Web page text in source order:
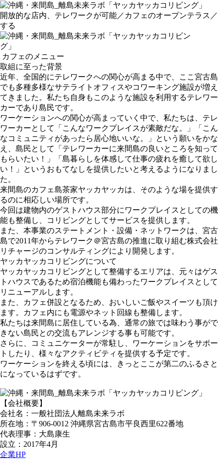
開放的な店内、テレワークが可能／カフェのオープンテラス
する
カフェのメニュー
取組に至った背景
近年、全国的にテレワークへの関心が高まる中で、ここ宮古島
でも多種多様なサテライトオフィスやコワーキング施設が増え
てきました。私たち自身もこのような施設を利用するテレワー
カーであり島民です。
ワーケーションへの関心が高まっていく中で、私たちは、テレ
ワーカーとして「こんなワークプレイスが素敵だな。」「こん
なコミュニティがあったら居心地いいな。」という願いをかな
え、島民として「テレワーカーに来間島の良いところを知って
もらいたい！」「島暮らしを体感して仕事の疲れを癒して欲し
い！」というおもてなしを提供したいと考えるようになりまし
た。
来間島のカフェ島茶家ヤッカヤッカは、そのような場を提供す
るのに相応しい場所です。
今回は建物内のゲストハウス部分にワークプレイスとしての機
能も整備し、コリビングとしてサービスを提供します。
また、本事業のステートメント・設備・ネットワークは、宮古
島で2011年からテレワーク＠宮古島の推進に取り組む株式会社
リチャージのコンサルティングにより開発します。
ヤッカヤッカコリビングについて
ヤッカヤッカコリビングとして整備するエリアは、元々はゲス
トハウスであるため宿泊機能も備わったワークプレイスとして
リニューアルします。
また、カフェ併設となるため、おいしいご飯やスイーツも頂け
ます。カフェ内にも電源やネット回線も整備します。
私たちは来間島に居住している為、通常の旅では味わう事がで
きない島民との交流もアレンジする事も可能です。
さらに、コミュニケーターが常駐し、ワーケーションをサポー
トしたり、様々なアクティビティを提供する予定です。
ワーケーションを終える頃には、きっとここが第二のふるさと
になっているはずです。
【会社概要】
会社名：一般社団法人離島未来ラボ
所在地：〒906-0012 沖縄県宮古島市平良西里622番地
代表理事：大島康生
設立：2017年4月
企業HP